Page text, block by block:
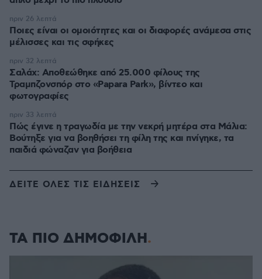
Ποιες είναι οι ομοιότητες και οι διαφορές ανάμεσα στις
μέλισσες και τις σφήκες
πριν 26 λεπτά
Σαλάχ: Αποθεώθηκε από 25.000 φίλους της
Τραμπζονσπόρ στο «Papara Park», βίντεο και
φωτογραφίες
πριν 32 λεπτά
Πώς έγινε η τραγωδία με την νεκρή μητέρα στα Μάλια:
Βούτηξε για να βοηθήσει τη φίλη της και πνίγηκε, τα
παιδιά φώναζαν για βοήθεια
πριν 33 λεπτά
ΔΕΙΤΕ ΟΛΕΣ ΤΙΣ ΕΙΔΗΣΕΙΣ
ΤΑ ΠΙΟ ΔΗΜΟΦΙΛΗ